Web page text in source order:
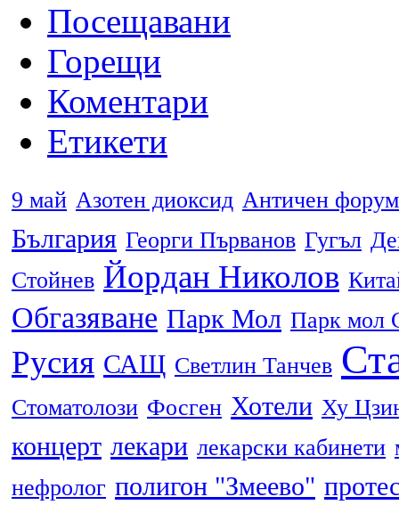
Посещавани
Горещи
Коментари
Етикети
9 май Азотен диоксид Античен форум
България Георги Първанов Гугъл
Стойнев Йордан Николов
Обгазяване Парк Мол Парк мол
Русия САЩ Светлин Танчев
Стоматолози Фосген Хотели Ху
концерт лекари лекарски кабинети
нефролог полигон "Змеево"